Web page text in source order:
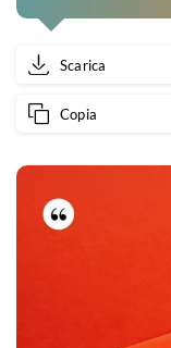
Scarica
Copia